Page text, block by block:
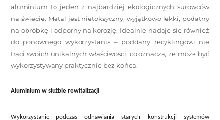
aluminium to jeden z najbardziej ekologicznych surowców
na świecie. Metal jest nietoksyczny, wyjątkowo lekki, podatny
na obróbkę i odporny na korozję. Idealnie nadaje się również
do ponownego wykorzystania – poddany recyklingowi nie
traci swoich unikalnych właściwości, co oznacza, że może być
wykorzystywany praktycznie bez końca.
Aluminium w służbie rewitalizacji
Wykorzystanie podczas odnawiania starych konstrukcji systemów